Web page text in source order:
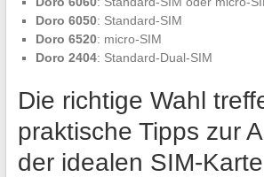
Doro 6050: Standard-SIM
Doro 6520: micro-SIM
Doro 2404: Standard-Dual-SIM
Die richtige Wahl
praktische Tipps zur
der idealen SIM-Karte